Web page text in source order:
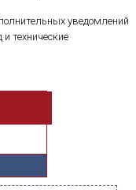
уведомлений
технические